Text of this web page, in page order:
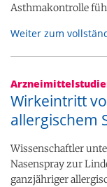
Asthmakontrolle
Weiter zum
Wirkeintritt
allergischem
Wissenschaftler
Nasenspray zur
ganzjähriger